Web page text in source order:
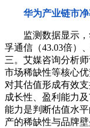
华为产业链市
监测数据显示，
孚通信（43.03倍）
三。艾媒咨询分析
市场稀缺性等核心
对其估值形成有效
成长性、盈利能力
能力是判断估值水
产的稀缺性与品牌